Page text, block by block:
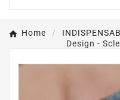
Home
Design -